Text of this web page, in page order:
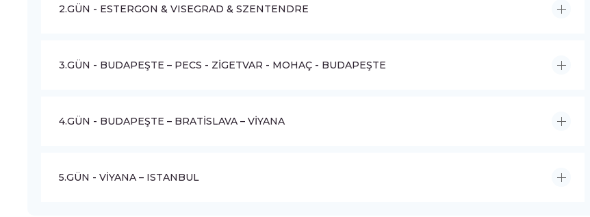
2.GÜN - ESTERGON & VISEGRAD & SZENTENDRE
3.GÜN - BUDAPEŞTE – PECS - ZİGETVAR - MOHAÇ - BUDAPEŞTE
4.GÜN - BUDAPEŞTE – BRATİSLAVA – VİYANA
5.GÜN - VİYANA – ISTANBUL